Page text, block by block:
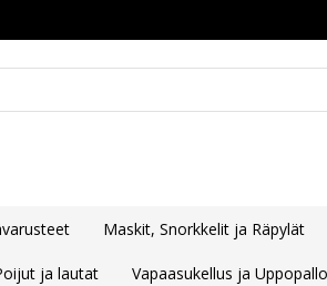
Maskit, Snorkkelit ja Räpylät
ja lautat Vapaasukellus ja Uppopallo